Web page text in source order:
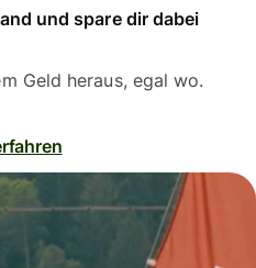
und spare dir dabei
Geld heraus, egal wo.